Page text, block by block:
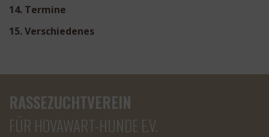
14. Termine
15. Verschiedenes
RASSEZUCHTVEREIN
FÜR HOVAWART-HUNDE E.V.